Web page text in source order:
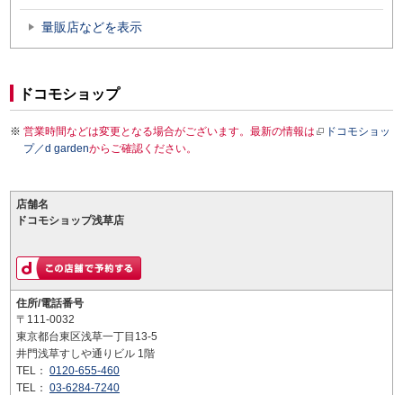
量販店などを表示
ドコモショップ
営業時間などは変更となる場合がございます。最新の情報は
ドコモショッ
プ／d gardenからご確認ください。
店舗名
ドコモショップ浅草店
住所/電話番号
〒111-0032
東京都台東区浅草一丁目13-5
井門浅草すしや通りビル 1階
TEL： 0120-655-460
TEL： 03-6284-7240